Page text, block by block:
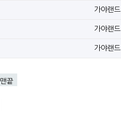
가야랜드
가야랜드
가야랜드
맨끝